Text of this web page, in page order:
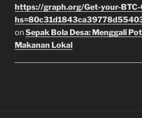
https://graph.org/Get-your-
onSepak Bola Desa: Menggali
Makanan Lokal